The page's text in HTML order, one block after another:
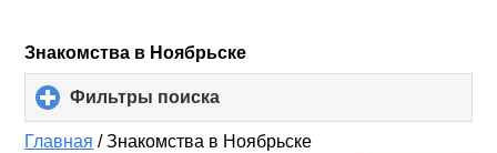
Знакомства в Ноябрьске
Фильтры поиска
to
expand
Главная /Знакомства в Ноябрьске